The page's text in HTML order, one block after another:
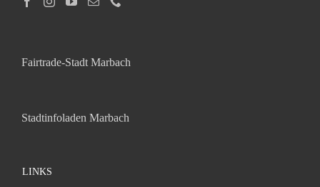
Fairtrade-Stadt Marbach
Stadtinfoladen Marbach
LINKS